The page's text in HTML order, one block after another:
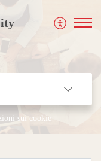
sui cookie